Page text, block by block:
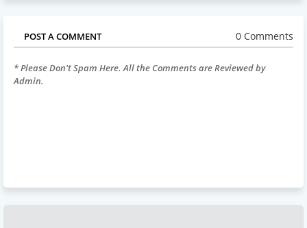
POST A COMMENT 0 Comments
* Please Don't Spam Here. All the Comments are Reviewed by
Admin.